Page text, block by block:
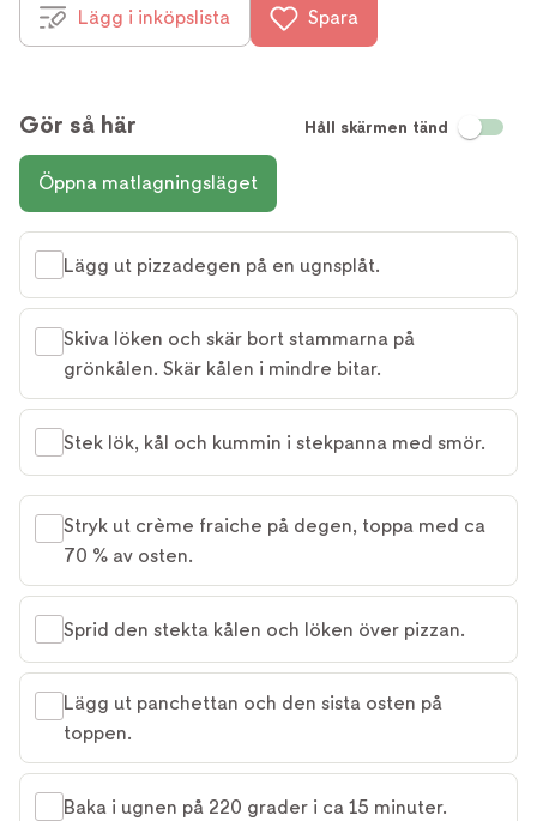
Lägg i inköpslista Spara
Gör så här Håll skärmen tänd
Öppna matlagningsläget
Lägg ut pizzadegen på en ugnsplåt.
Skiva löken och skär bort stammarna på
grönkålen. Skär kålen i mindre bitar.
Stek lök, kål och kummin i stekpanna med smör.
Stryk ut crème fraiche på degen, toppa med ca
70 % av osten.
Sprid den stekta kålen och löken över pizzan.
Lägg ut panchettan och den sista osten på
toppen.
Baka i ugnen på 220 grader i ca 15 minuter.